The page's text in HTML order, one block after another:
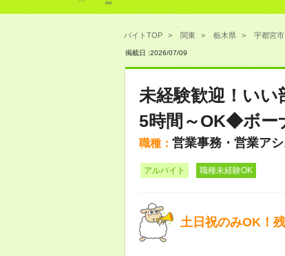
バイトTOP 関東 栃木県 宇都宮市
掲載日 :2026/07/09
未経験歓迎！いい
5時間～OK◆ボー
職種： 営業事務・営業ア
アルバイト 職種未経験OK
土日祝のみOK！